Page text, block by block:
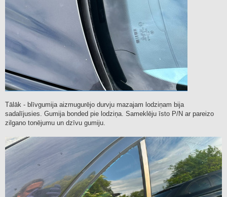
Tālāk - blīvgumija aizmugurējo durvju mazajam lodziņam bija
sadalījusies. Gumija bonded pie lodziņa. Sameklēju īsto P/N ar pareizo
zilgano tonējumu un dzīvu gumiju.